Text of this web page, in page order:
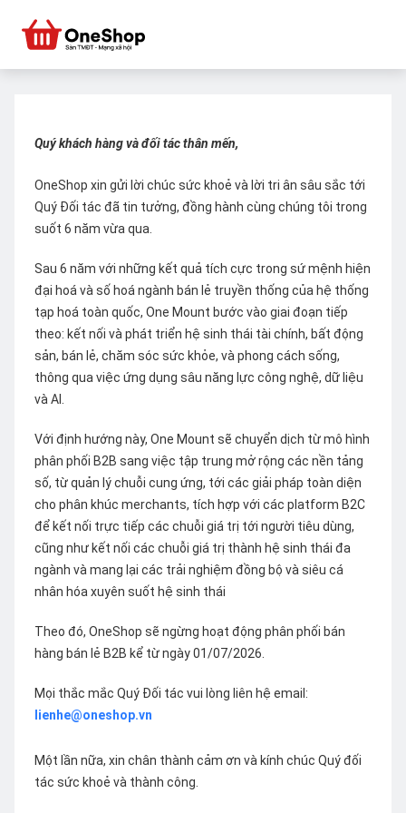
Quý khách hàng và đối tác thân mến,
OneShop xin gửi lời chúc sức khoẻ và lời tri ân sâu sắc tới
Quý Đối tác đã tin tưởng, đồng hành cùng chúng tôi trong
suốt 6 năm vừa qua.
Sau 6 năm với những kết quả tích cực trong sứ mệnh hiện
đại hoá và số hoá ngành bán lẻ truyền thống của hệ thống
tạp hoá toàn quốc, One Mount bước vào giai đoạn tiếp
theo: kết nối và phát triển hệ sinh thái tài chính, bất động
sản, bán lẻ, chăm sóc sức khỏe, và phong cách sống,
thông qua việc ứng dụng sâu năng lực công nghệ, dữ liệu
và AI.
Với định hướng này, One Mount sẽ chuyển dịch từ mô hình
phân phối B2B sang việc tập trung mở rộng các nền tảng
số, từ quản lý chuỗi cung ứng, tới các giải pháp toàn diện
cho phân khúc merchants, tích hợp với các platform B2C
để kết nối trực tiếp các chuỗi giá trị tới người tiêu dùng,
cũng như kết nối các chuỗi giá trị thành hệ sinh thái đa
ngành và mang lại các trải nghiệm đồng bộ và siêu cá
nhân hóa xuyên suốt hệ sinh thái
Theo đó, OneShop sẽ ngừng hoạt động phân phối bán
hàng bán lẻ B2B kể từ ngày 01/07/2026.
Mọi thắc mắc Quý Đối tác vui lòng liên hệ email:
lienhe@oneshop.vn
Một lần nữa, xin chân thành cảm ơn và kính chúc Quý đối
tác sức khoẻ và thành công.